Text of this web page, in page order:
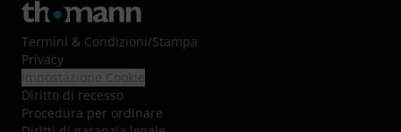
Termini & Condizioni/Stampa
Privacy
Diritto di recesso
Procedura per ordinare